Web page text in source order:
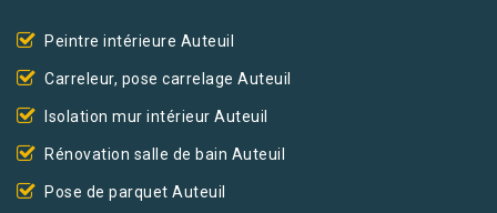
Peintre intérieure Auteuil
Carreleur, pose carrelage Auteuil
Isolation mur intérieur Auteuil
Rénovation salle de bain Auteuil
Pose de parquet Auteuil